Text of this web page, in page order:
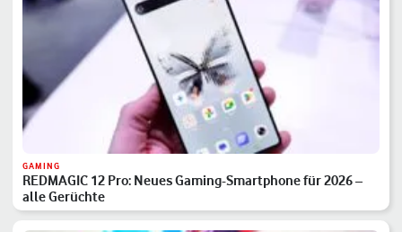
GAMING
REDMAGIC 12 Pro: Neues Gaming-Smartphone für 2026 –
alle Gerüchte